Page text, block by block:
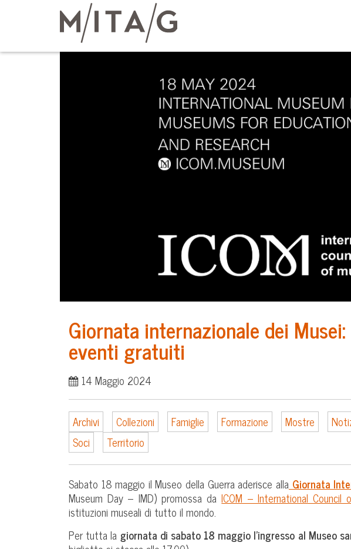
Giornata internazionale dei
eventi gratuiti
14 Maggio 2024
Archivi Collezioni Famiglie Formazione Mostre
Soci
Territorio
Sabato 18 maggio il Museo della Guerra aderisce allaGiornata
Museum Day – IMD) promossa daICOM – International Council
istituzioni museali di tutto il mondo.
Per tutta la giornata di sabato 18 maggio l’ingresso al Museo